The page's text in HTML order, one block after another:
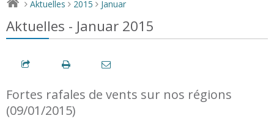
> Aktuelles > 2015 > Januar
Aktuelles - Januar 2015
Fortes rafales de vents sur nos régions
(09/01/2015)